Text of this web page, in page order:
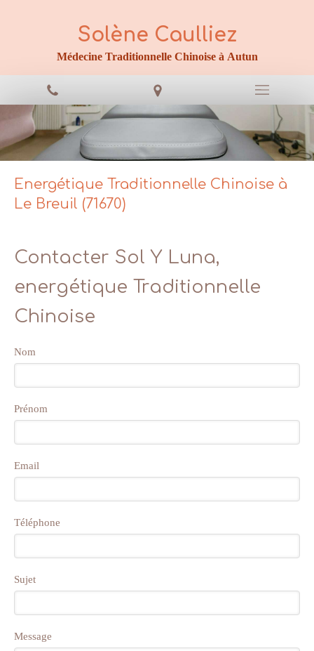
Solène Caulliez
Médecine Traditionnelle Chinoise à Autun
Energétique Traditionnelle Chinoise à
Le Breuil (71670)
Contacter Sol Y Luna,
energétique Traditionnelle
Chinoise
Nom
Prénom
Email
Téléphone
Sujet
Message